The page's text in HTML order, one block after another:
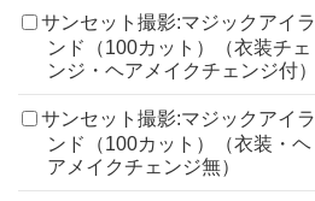
サンセット撮影:マジックアイラ
ンド（100カット）（衣装チェ
ンジ・ヘアメイクチェンジ付）
サンセット撮影:マジックアイラ
ンド（100カット）（衣装・ヘ
アメイクチェンジ無）